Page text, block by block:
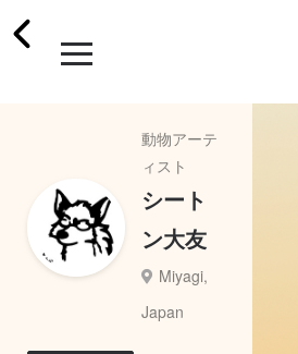
動物アーテ
ィスト
シート
ン大友
Miyagi,
Japan